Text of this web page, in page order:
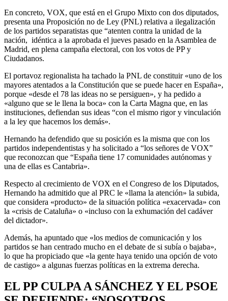
En concreto, VOX, que está en el Grupo Mixto con dos diputados,
presenta una Proposición no de Ley (PNL) relativa a ilegalización
de los partidos separatistas que “atenten contra la unidad de la
nación, idéntica a la aprobada el jueves pasado en la Asamblea de
Madrid, en plena campaña electoral, con los votos de PP y
Ciudadanos.
El portavoz regionalista ha tachado la PNL de constituir «uno de los
mayores atentados a la Constitución que se puede hacer en España»,
porque «desde el 78 las ideas no se persiguen», y ha pedido a
«alguno que se le llena la boca» con la Carta Magna que, en las
instituciones, defiendan sus ideas “con el mismo rigor y vinculación
a la ley que hacemos los demás».
Hernando ha defendido que su posición es la misma que con los
partidos independentistas y ha solicitado a “los señores de VOX”
que reconozcan que “España tiene 17 comunidades autónomas y
una de ellas es Cantabria».
Respecto al crecimiento de VOX en el Congreso de los Diputados,
Hernando ha admitido que al PRC le «llama la atención» la subida,
que considera «producto» de la situación política «exacervada» con
la «crisis de Cataluña» o «incluso con la exhumación del cadáver
del dictador».
Además, ha apuntado que «los medios de comunicación y los
partidos se han centrado mucho en el debate de si subía o bajaba»,
lo que ha propiciado que «la gente haya tenido una opción de voto
de castigo» a algunas fuerzas políticas en la extrema derecha.
EL PP CULPA A SÁNCHEZ Y EL PSOE